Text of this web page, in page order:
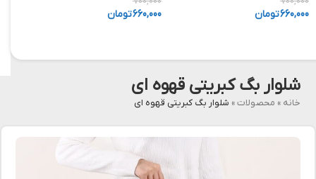
660,000تومان 660,000تومان
شلوار بگ کبریتی قهوه ای
خانه » محصولات» شلوار بگ کبریتی قهوه ای